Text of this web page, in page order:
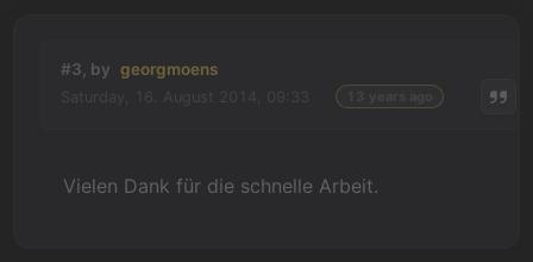
#3, by georgmoens
Vielen Dank für die schnelle Arbeit.